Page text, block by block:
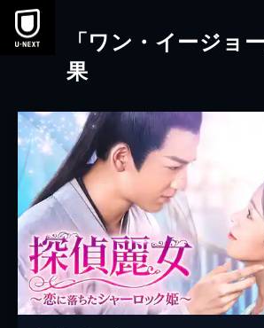
本文へスキップ
「ワン・イージョ
果